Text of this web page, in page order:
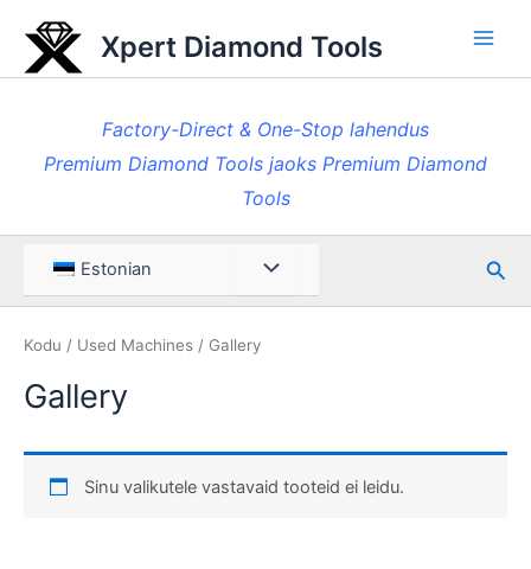
content
Xpert Diamond Tools
Factory-Direct & One-Stop lahendus
Premium Diamond Tools jaoks Premium Diamond
Tools
Estonian Menüü Otsi
Kodu / Used Machines / Gallery
Gallery
Sinu valikutele vastavaid tooteid ei leidu.